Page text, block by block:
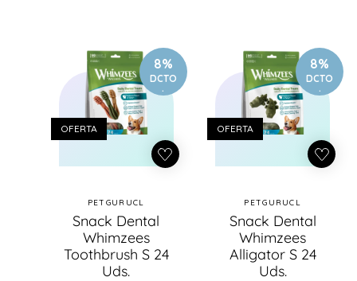
8%
DCTO
.
OFERTA
Proveedor:
PETGURUCL
Snack Dental
Whimzees
Toothbrush S 24
Uds.
8%
DCTO
.
OFERTA
Proveedor:
PETGURUCL
Snack Dental
Whimzees
Alligator S 24
Uds.